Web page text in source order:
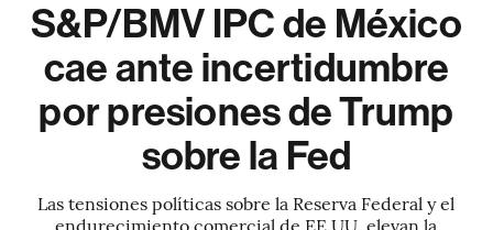
S&P/BMV IPC de México
cae ante incertidumbre
por presiones de Trump
sobre la Fed
Las tensiones políticas sobre la Reserva Federal y el
endurecimiento comercial de EE.UU. elevan la